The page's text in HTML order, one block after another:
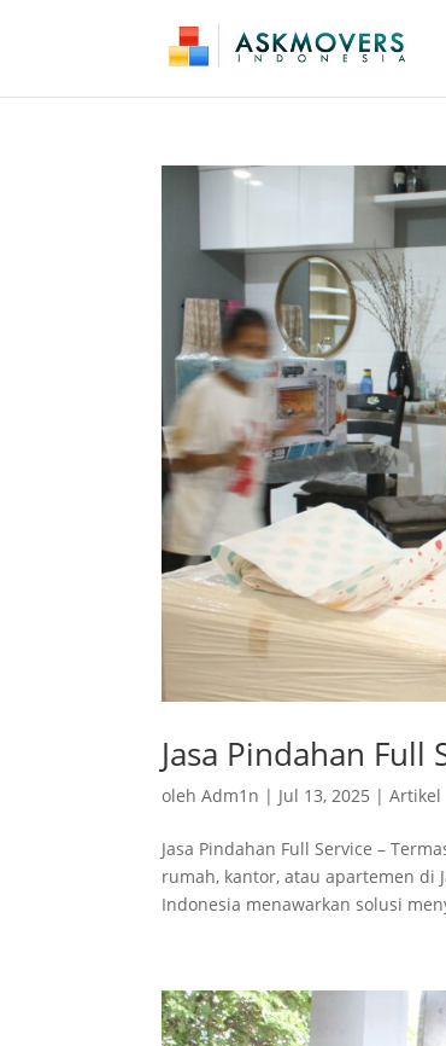
Jasa Pindahan Full
olehAdm1n | Jul 13, 2025 |Artikel
Jasa Pindahan Full Service –
rumah, kantor, atau apartemen di
Indonesia menawarkan solusi